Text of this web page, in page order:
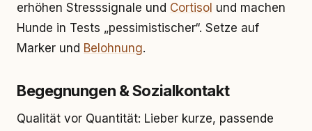
erhöhen Stresssignale und Cortisol und machen
Hunde in Tests „pessimistischer“. Setze auf
Marker und Belohnung.
Begegnungen & Sozialkontakt
Qualität vor Quantität: Lieber kurze, passende